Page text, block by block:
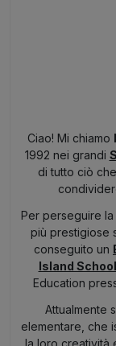
Ciao! Mi chiamo
1992 nei grandi
di tutto ciò
Per perseguire
più prestigiose
conseguito un
Island
Education
Attualmente
elementare, che